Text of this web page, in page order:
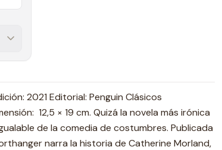
2021 Editorial: Penguin Clásicos
12,5 × 19 cm. Quizá la novela más irónica
de la comedia de costumbres. Publicada
narra la historia de Catherine Morland,